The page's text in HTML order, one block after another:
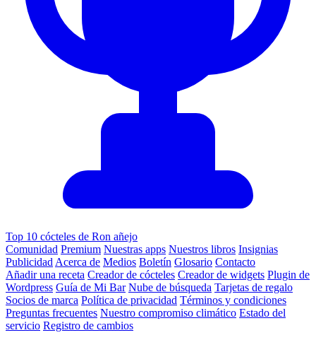
Top 10 cócteles de Ron añejo
Comunidad Premium Nuestras apps Nuestros libros Insignias
Publicidad Acerca de Medios Boletín Glosario Contacto
Añadir una receta Creador de cócteles Creador de widgets Plugin de
Wordpress Guía de Mi Bar Nube de búsqueda Tarjetas de regalo
Socios de marca Política de privacidad Términos y condiciones
Preguntas frecuentes Nuestro compromiso climático Estado del
servicio Registro de cambios